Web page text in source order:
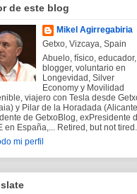
de este blog
Mikel Agirregabiria
Getxo, Vizcaya, Spain
Abuelo, físico, educador,
blogger, voluntario en
Longevidad, Silver
Economy y Movilidad
viajero con Tesla desde
y Pilar de la Horadada
de GetxoBlog, exPresidente
en España,... Retired, but not tired.
mi perfil